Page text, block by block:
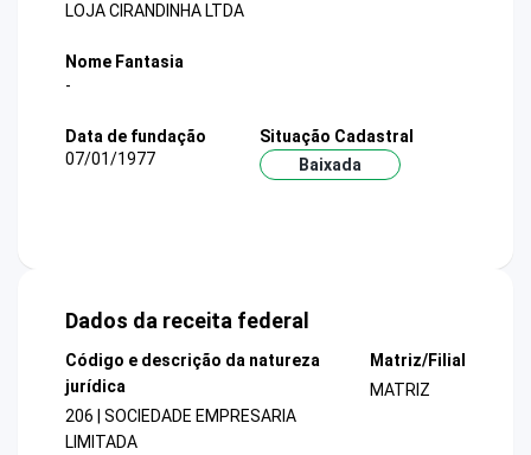
LOJA CIRANDINHA LTDA
Nome Fantasia
-
Data de fundação
07/01/1977
Situação Cadastral
Baixada
Dados da receita federal
Código e descrição da natureza
jurídica
206 | SOCIEDADE EMPRESARIA
LIMITADA
Matriz/Filial
MATRIZ